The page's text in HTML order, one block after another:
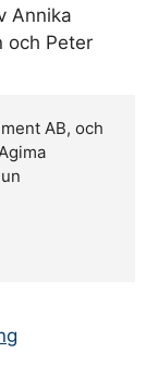
Annika
och Peter
AB, och